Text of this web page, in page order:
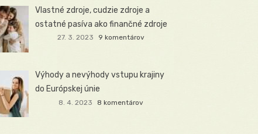
Vlastné zdroje, cudzie zdroje a
ostatné pasíva ako finančné zdroje
27. 3. 2023 9 komentárov
Výhody a nevýhody vstupu krajiny
do Európskej únie
8. 4. 2023 8 komentárov